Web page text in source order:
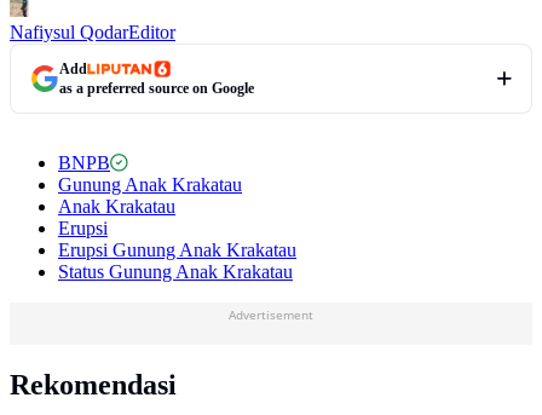
Nafiysul QodarEditor
Add
as a preferred source on Google
BNPB
Gunung Anak Krakatau
Anak Krakatau
Erupsi
Erupsi Gunung Anak Krakatau
Status Gunung Anak Krakatau
Advertisement
Rekomendasi